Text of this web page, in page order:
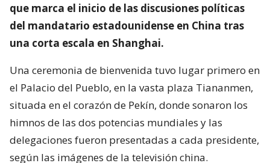
que marca el inicio de las discusiones políticas
del mandatario estadounidense en China tras
una corta escala en Shanghai.
Una ceremonia de bienvenida tuvo lugar primero en
el Palacio del Pueblo, en la vasta plaza Tiananmen,
situada en el corazón de Pekín, donde sonaron los
himnos de las dos potencias mundiales y las
delegaciones fueron presentadas a cada presidente,
según las imágenes de la televisión china.